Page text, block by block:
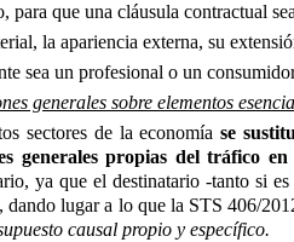
para que una cláusula contractual
la apariencia externa, su
sea un profesional o un
generales sobre elementos
sectores de la economíase
generales propias del tráfico en
ya que el destinatario -tanto si
, dando lugar a lo que la STS 406/
causal propio y específico.